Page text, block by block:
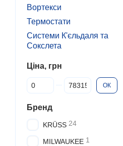
Вортекси
Термостати
Системи К'єльдаля та
Сокслета
Ціна, грн
Від Ціна, грн
До Ціна, грн ОК
Бренд
KRÜSS 24
MILWAUKEE 1